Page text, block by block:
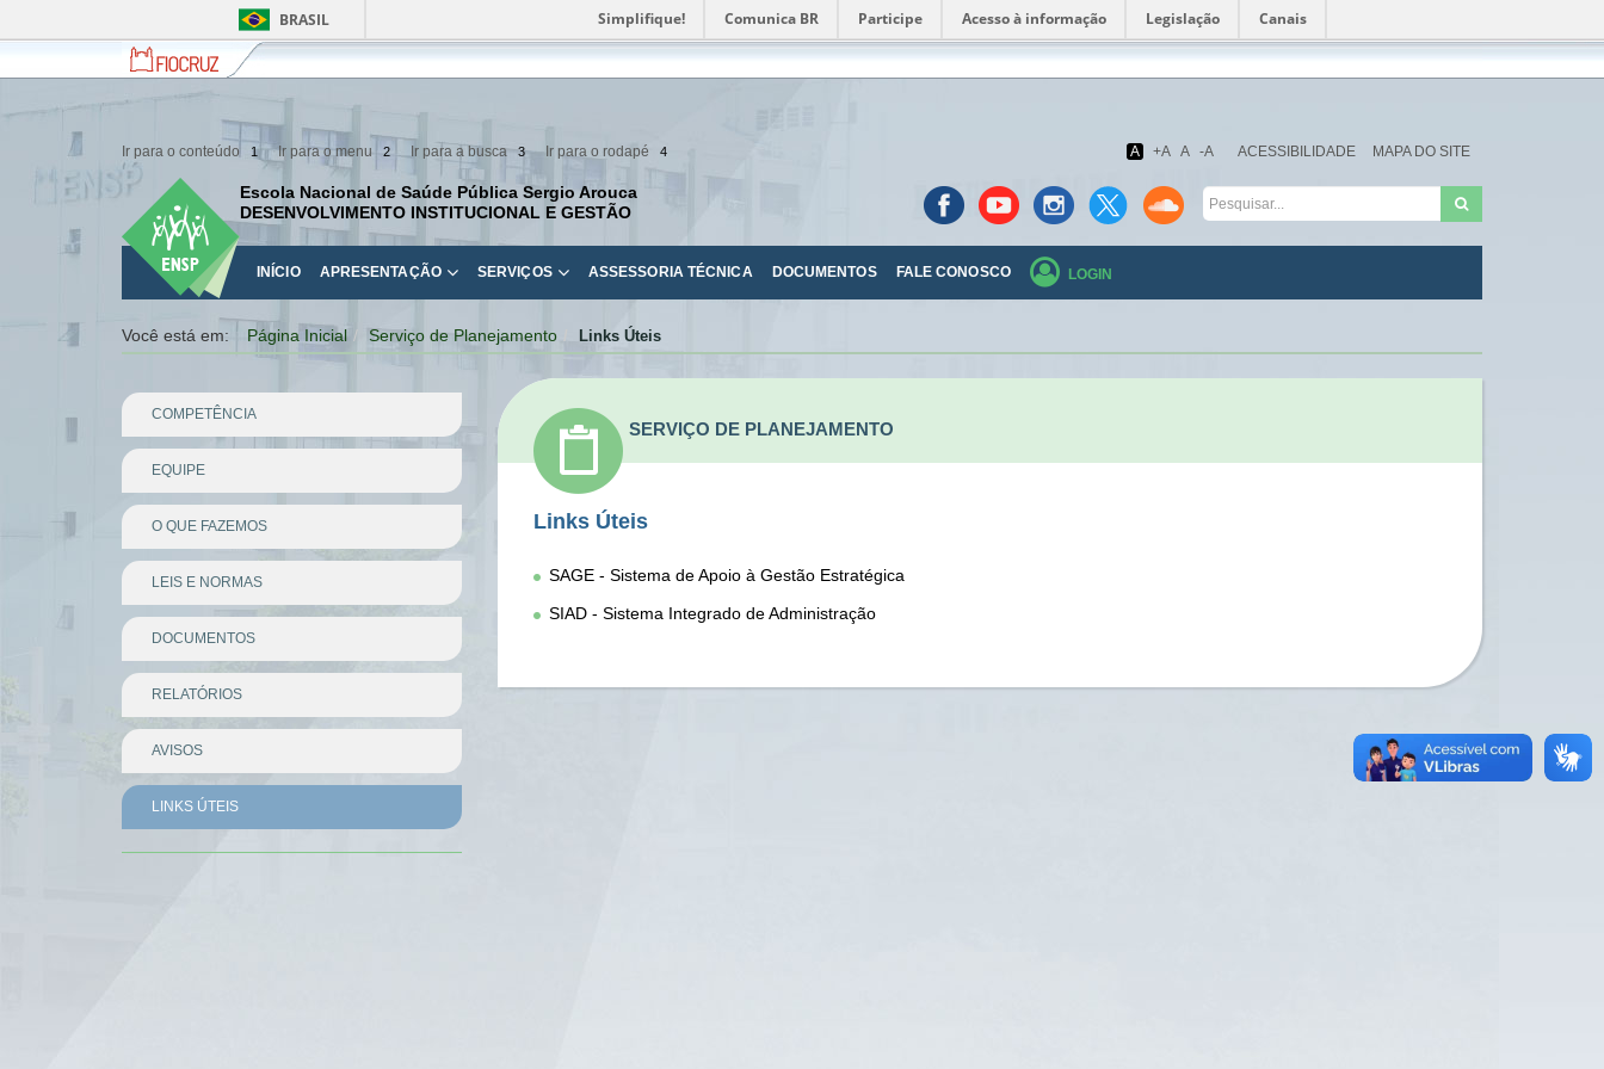
BRASIL Simplifique! Comunica BR Participe Acesso à informação Legislação Canais
Fiocruz
Fale
com
Fiocruz
Fundação
Oswaldo
Ir para o conteúdo 1 Ir para o menu 2 Ir para a busca 3 Ir para o rodapé 4 A +A A -A ACESSIBILIDADE MAPA DO SITE
Escola Nacional de Saúde Pública Sergio Arouca
DESENVOLVIMENTO INSTITUCIONAL E GESTÃO
INÍCIO APRESENTAÇÃO SERVIÇOS ASSESSORIA TÉCNICA DOCUMENTOS FALE CONOSCO LOGIN
Você está em: Página Inicial Serviço de Planejamento Links Úteis
COMPETÊNCIA
EQUIPE
O QUE FAZEMOS
LEIS E NORMAS
DOCUMENTOS
RELATÓRIOS
AVISOS
LINKS ÚTEIS
Divisor
SERVIÇO DE PLANEJAMENTO
Links Úteis
SAGE - Sistema de Apoio à Gestão Estratégica
SIAD - Sistema Integrado de Administração